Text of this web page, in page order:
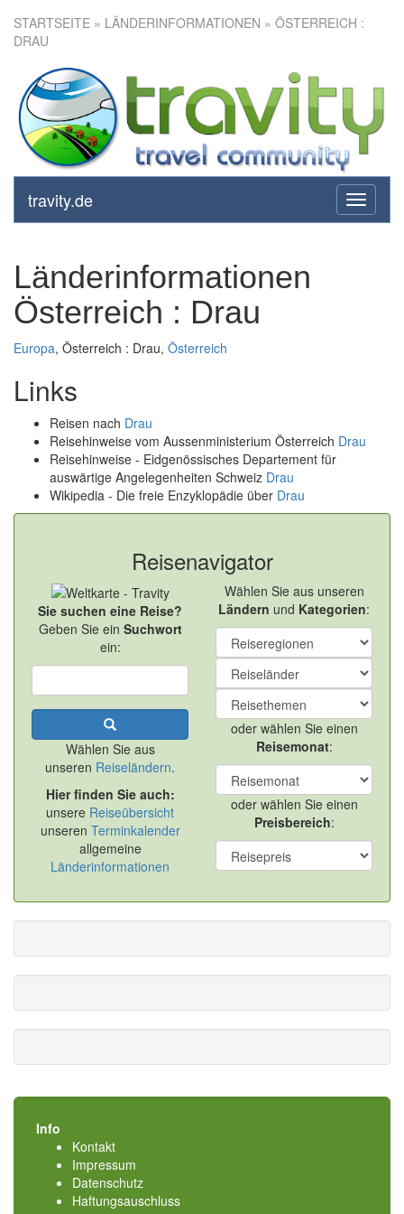
STARTSEITE » LÄNDERINFORMATIONEN » ÖSTERREICH :
DRAU
toggle
travity.de
Länderinformationen
Österreich : Drau
Europa, Österreich : Drau, Österreich
Links
Reisen nach Drau
Reisehinweise vom Aussenministerium Österreich Drau
Reisehinweise - Eidgenössisches Departement für
auswärtige Angelegenheiten Schweiz Drau
Wikipedia - Die freie Enzyklopädie über Drau
Reisenavigator
Sie suchen eine Reise?
Geben Sie ein Suchwort
ein:
Wählen Sie aus
unseren Reiseländern.
Hier finden Sie auch:
unsere Reiseübersicht
unseren Terminkalender
allgemeine
Länderinformationen
Wählen Sie aus unseren
Ländern und Kategorien:
oder wählen Sie einen
Reisemonat:
oder wählen Sie einen
Preisbereich:
Info
Kontakt
Impressum
Datenschutz
Haftungsauschluss